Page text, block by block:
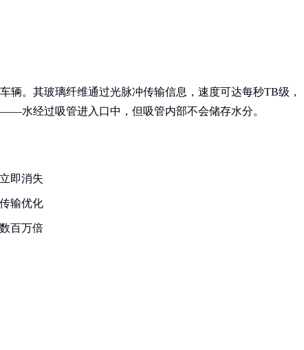
辆。其玻璃纤维通过光脉冲传输信息，速度可达每秒TB级，
水经过吸管进入口中，但吸管内部不会储存水分。
即消失
输优化
百万倍